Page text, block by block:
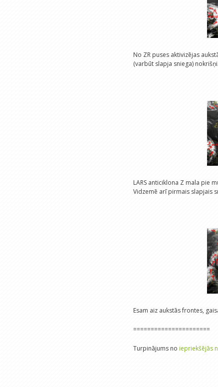
No ZR puses aktivizējas
(varbūt slapja sniega) nokrišņi.
LARS anticiklona Z mala pie
Vidzemē arī pirmais slapjais
Esam aiz aukstās frontes,
======================
Turpinājums no iepriekšējās